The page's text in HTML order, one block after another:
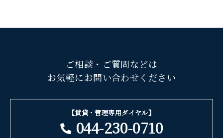
ご相談・ご質問などは
お気軽にお問い合わせください
【賃貸・管理専用ダイヤル】
044-230-0710